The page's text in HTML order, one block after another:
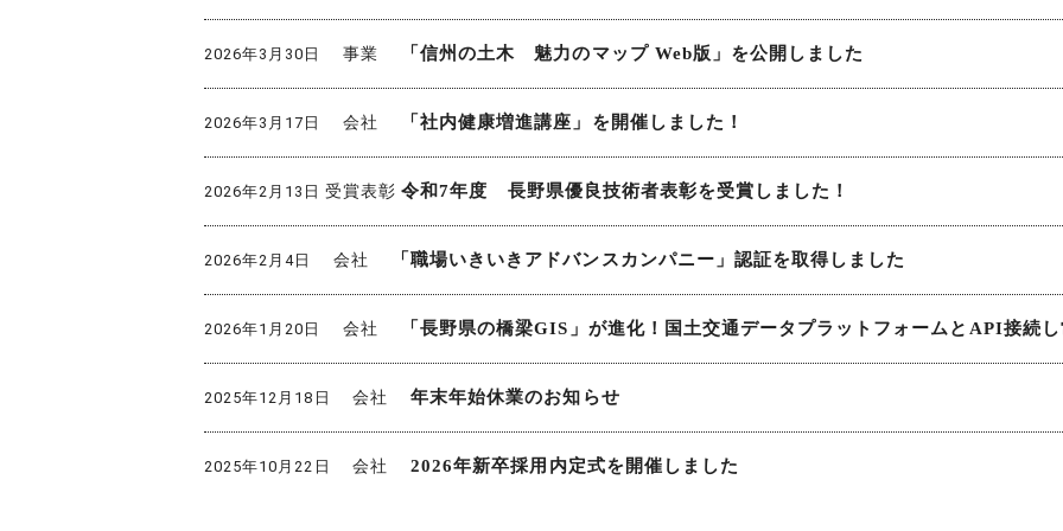
2026年3月30日 事業 「信州の土木 魅力のマップ Web版」を公開しました
2026年3月17日 会社 「社内健康増進講座」を開催しました！
2026年2月13日 受賞表彰 令和7年度 長野県優良技術者表彰を受賞しました！
2026年2月4日 会社 「職場いきいきアドバンスカンパニー」認証を取得しました
2026年1月20日 会社 「長野県の橋梁GIS」が進化！国土交通データプラットフォームとAPI接続
2025年12月18日 会社 年末年始休業のお知らせ
2025年10月22日 会社 2026年新卒採用内定式を開催しました